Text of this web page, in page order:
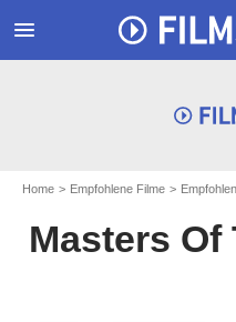
menu
Home Empfohlene Filme
Masters Of